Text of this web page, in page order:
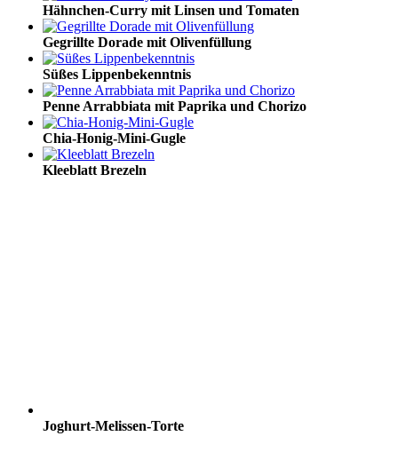
Hähnchen-Curry mit Linsen und Tomaten
Gegrillte Dorade mit Olivenfüllung
Süßes Lippenbekenntnis
Penne Arrabbiata mit Paprika und Chorizo
Chia-Honig-Mini-Gugle
Kleeblatt Brezeln
Joghurt-Melissen-Torte